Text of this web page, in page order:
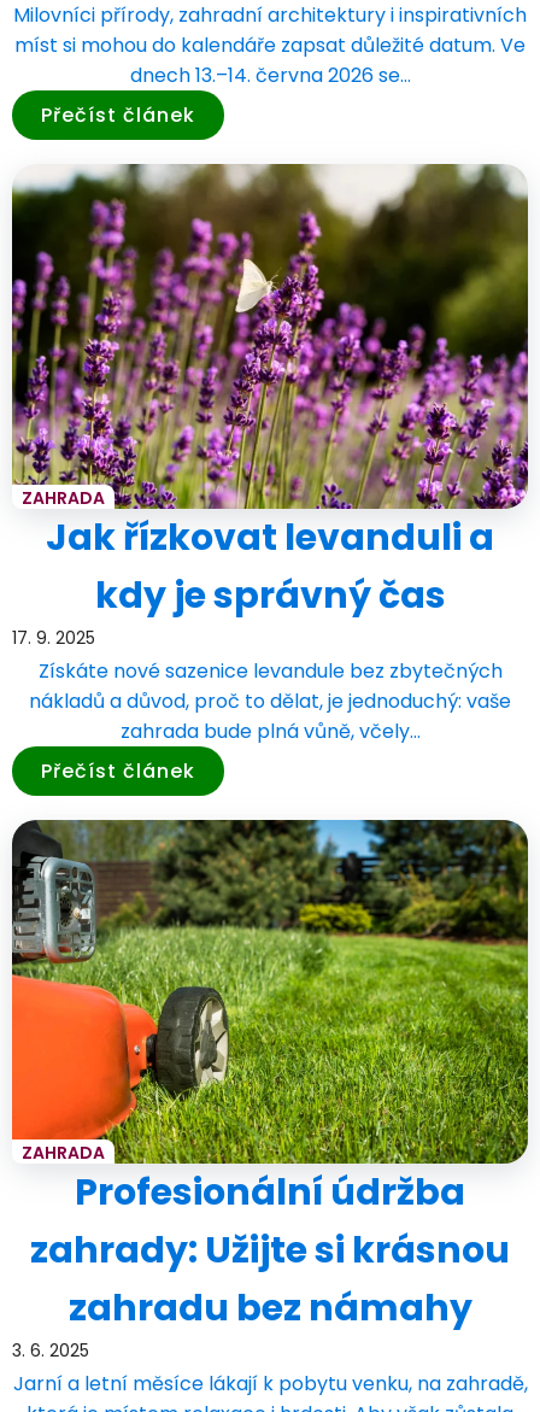
Milovníci přírody, zahradní architektury i inspirativních
míst si mohou do kalendáře zapsat důležité datum. Ve
dnech 13.–14. června 2026 se…
Přečíst článek
ZAHRADA
Jak řízkovat levanduli a
kdy je správný čas
17. 9. 2025
Získáte nové sazenice levandule bez zbytečných
nákladů a důvod, proč to dělat, je jednoduchý: vaše
zahrada bude plná vůně, včely…
Přečíst článek
ZAHRADA
Profesionální údržba
zahrady: Užijte si krásnou
zahradu bez námahy
3. 6. 2025
Jarní a letní měsíce lákají k pobytu venku, na zahradě,